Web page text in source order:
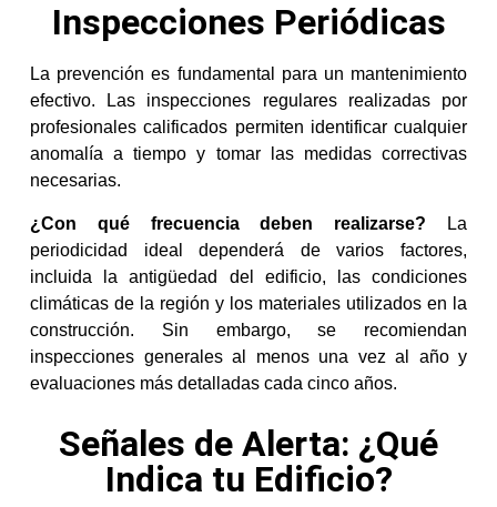
Inspecciones Periódicas
La prevención es fundamental para un mantenimiento
efectivo. Las inspecciones regulares realizadas por
profesionales calificados permiten identificar cualquier
anomalía a tiempo y tomar las medidas correctivas
necesarias.
¿Con qué frecuencia deben realizarse? La
periodicidad ideal dependerá de varios factores,
incluida la antigüedad del edificio, las condiciones
climáticas de la región y los materiales utilizados en la
construcción. Sin embargo, se recomiendan
inspecciones generales al menos una vez al año y
evaluaciones más detalladas cada cinco años.
Señales de Alerta: ¿Qué
Indica tu Edificio?